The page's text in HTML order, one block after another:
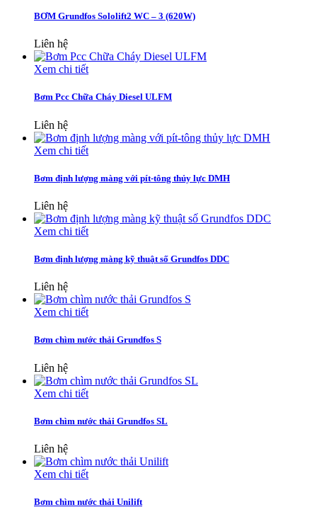
BƠM Grundfos Sololift2 WC – 3 (620W)
Liên hệ
Xem chi tiết
Bơm Pcc Chữa Cháy Diesel ULFM
Liên hệ
Xem chi tiết
Bơm định lượng màng với pít-tông thủy lực DMH
Liên hệ
Xem chi tiết
Bơm định lượng màng kỹ thuật số Grundfos DDC
Liên hệ
Xem chi tiết
Bơm chìm nước thải Grundfos S
Liên hệ
Xem chi tiết
Bơm chìm nước thải Grundfos SL
Liên hệ
Xem chi tiết
Bơm chìm nước thải Unilift